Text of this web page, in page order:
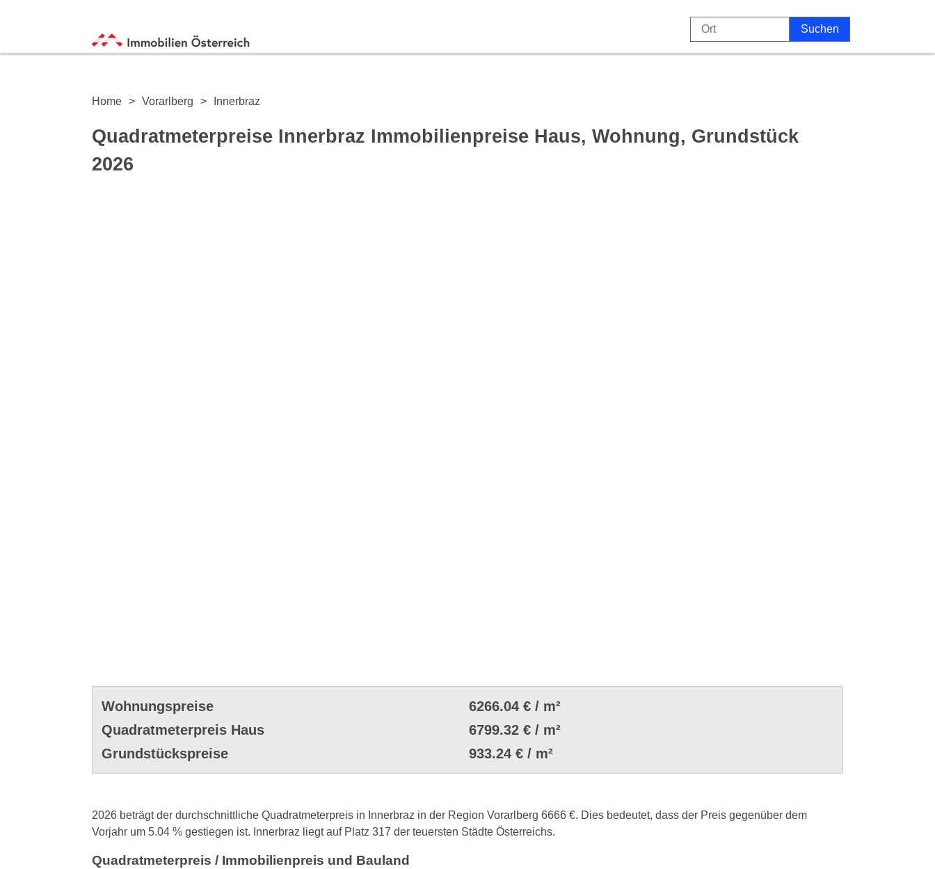
Home Vorarlberg Innerbraz
Quadratmeterpreise Innerbraz Immobilienpreise Haus, Wohnung, Grundstück
2026
Wohnungspreise
6266.04 € / m²
Quadratmeterpreis Haus
6799.32 € / m²
Grundstückspreise
933.24 € / m²
2026 beträgt der durchschnittliche Quadratmeterpreis in Innerbraz in der Region Vorarlberg 6666 €. Dies bedeutet, dass der Preis gegenüber dem
Vorjahr um 5.04 % gestiegen ist. Innerbraz liegt auf Platz 317 der teuersten Städte Österreichs.
Quadratmeterpreis / Immobilienpreis und Bauland